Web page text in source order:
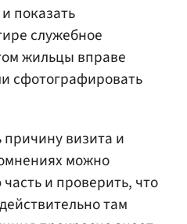
показать
служебное
жильцы вправе
сфотографировать
визита и
можно
и проверить, что
там